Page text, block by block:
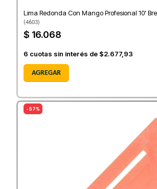
Lima Redonda Con Mango Profesional 10'
(4603)
$ 16.068
6 cuotas sin interés de $2.677,93
AGREGAR
- 57%